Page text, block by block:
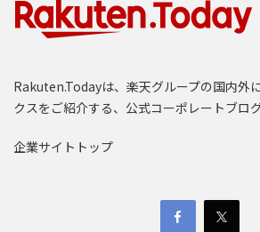
Rakuten.Todayは、楽天グループの国内外
クスをご紹介する、公式コーポレートブログ
企業サイトトップ